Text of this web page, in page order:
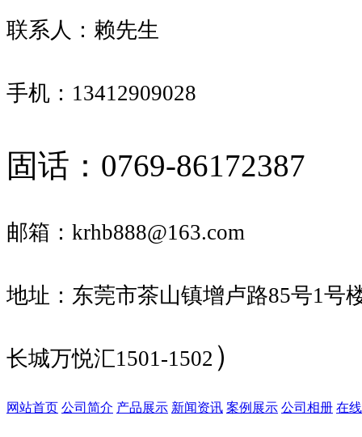
联系人：赖先生
手机：13412909028
固话：0769-86172387
邮箱：krhb888@163.com
地址：东莞市茶山镇增卢路85号1号
长城万悦汇1501-1502 ）
网站首页 公司简介 产品展示 新闻资讯 案例展示 公司相册 在